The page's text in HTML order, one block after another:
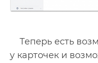
Теперь есть
у карточек и